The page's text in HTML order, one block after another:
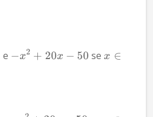
e −x2 + 20x − 50 se x ∈